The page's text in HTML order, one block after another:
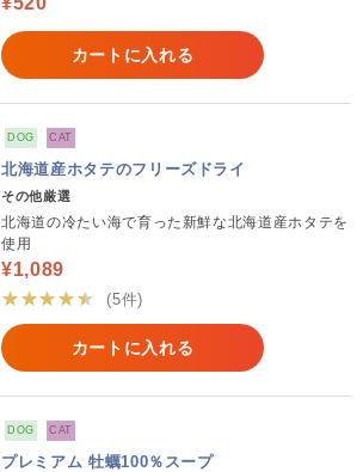
カートに入れる
DOG CAT
北海道産ホタテのフリーズドライ
その他厳選
北海道の冷たい海で育った新鮮な北海道産ホタテを
使用
¥1,089
★★★★★
(5件)
カートに入れる
DOG CAT
プレミアム 牡蠣100％スープ